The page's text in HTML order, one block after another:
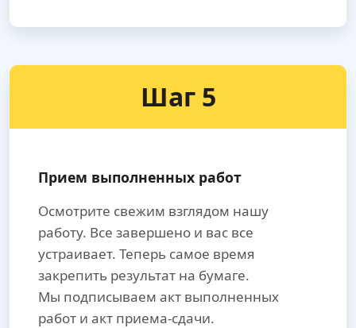
Шаг 5
Прием выполненных работ
Осмотрите свежим взглядом нашу
работу. Все завершено и вас все
устраивает. Теперь самое время
закрепить результат на бумаге.
Мы подписываем акт выполненных
работ и акт приема-сдачи.